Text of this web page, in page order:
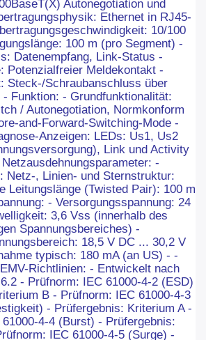
Autonegotiation und
Ethernet in RJ45-
10/100
100 m (pro Segment) -
Datenempfang, Link-Status -
Potenzialfreier Meldekontakt -
Steck-/Schraubanschluss über
- Funktion: - Grundfunktionalität:
/ Autonegotiation, Normkonform
and-Forward-Switching-Mode -
Anzeigen: LEDs: Us1, Us2
Link und Activity
-
Netz-, Linien- und Sternstruktur:
Leitungslänge (Twisted Pair): 100 m
- Versorgungsspannung: 24
3,6 Vss (innerhalb des
Spannungsbereiches) -
18,5 V DC ... 30,2 V
typisch: 180 mA (an US) - -
Richtlinien: - Entwickelt nach
- Prüfnorm: IEC 61000-4-2 (ESD)
B - Prüfnorm: IEC 61000-4-3
- Prüfergebnis: Kriterium A -
4-4 (Burst) - Prüfergebnis:
IEC 61000-4-5 (Surge) -